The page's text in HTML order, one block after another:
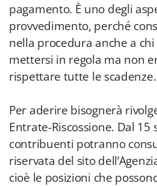
pagamento. È uno degli
provvedimento, perché
nella procedura anche a
mettersi in regola ma non
rispettare tutte le scadenze.
Per aderire bisognerà
Entrate-Riscossione. Dal
contribuenti potranno
riservata del sito
cioè le posizioni che